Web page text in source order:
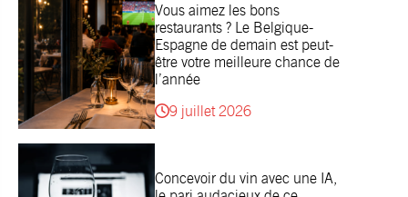
Vous aimez les bons
restaurants ? Le Belgique-
Espagne de demain est peut-
être votre meilleure chance de
l’année
9 juillet 2026
Concevoir du vin avec une IA,